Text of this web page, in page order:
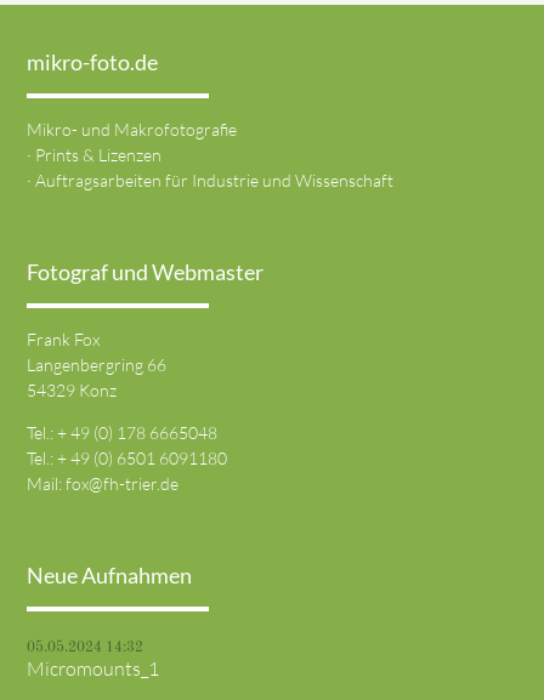
mikro-foto.de
Mikro- und Makrofotografie
· Prints & Lizenzen
· Auftragsarbeiten für Industrie und Wissenschaft
Fotograf und Webmaster
Frank Fox
Langenbergring 66
54329 Konz
Tel.: + 49 (0) 178 6665048
Tel.: + 49 (0) 6501 6091180
Mail:fox@fh-trier.de
Neue Aufnahmen
05.05.2024 14:32
Micromounts_1